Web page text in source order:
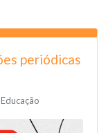
periódicas